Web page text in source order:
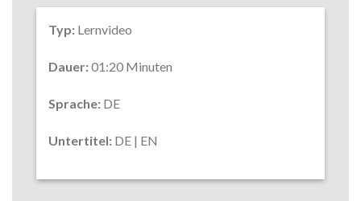
Typ: Lernvideo
Dauer:01:20 Minuten
Sprache: DE
Untertitel: DE | EN